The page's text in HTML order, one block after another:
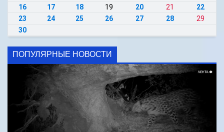
16
17 18 19 20 21
22
23
24 25 26 27 28
29
30
ПОПУЛЯРНЫЕ НОВОСТИ